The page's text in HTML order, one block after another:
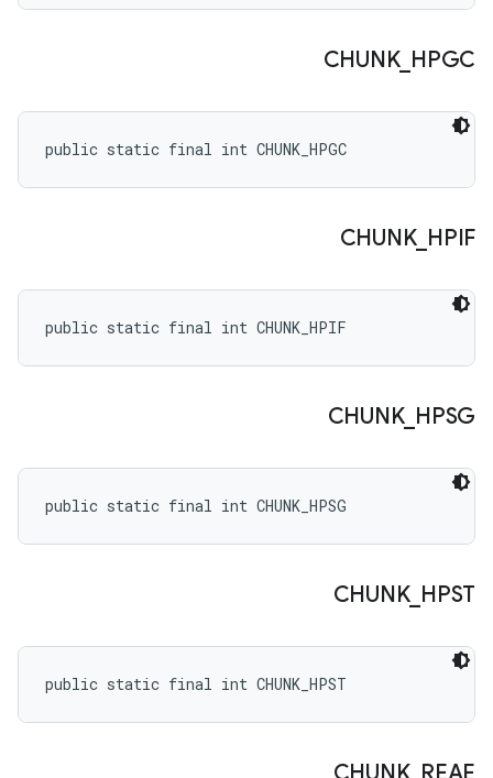
CHUNK_ HPGC
public static final int CHUNK_HPGC
CHUNK_ HPIF
public static final int CHUNK_HPIF
CHUNK_ HPSG
public static final int CHUNK_HPSG
CHUNK_ HPST
public static final int CHUNK_HPST